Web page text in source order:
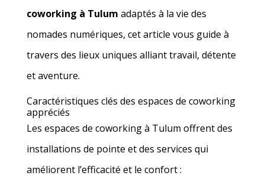
coworking à Tulum adaptés à la vie des
nomades numériques, cet article vous guide à
travers des lieux uniques alliant travail, détente
et aventure.
Caractéristiques clés des espaces de coworking
appréciés
Les espaces de coworking à Tulum offrent des
installations de pointe et des services qui
améliorent l’efficacité et le confort :